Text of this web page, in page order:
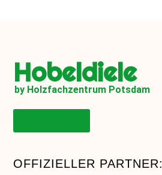
Hobeldiele
by Holzfachzentrum Potsdam
OFFIZIELLER PARTNER: